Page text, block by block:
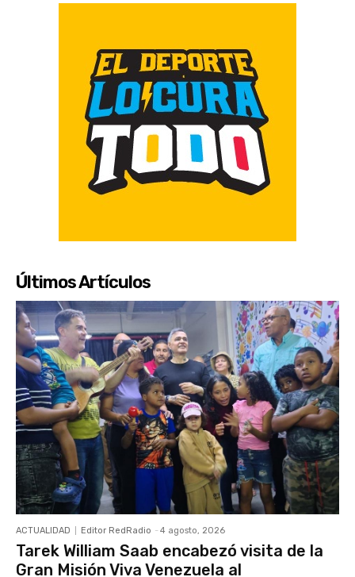
Últimos Artículos
ACTUALIDAD Editor RedRadio - 4 agosto, 2026
Tarek William Saab encabezó visita de la
Gran Misión Viva Venezuela al